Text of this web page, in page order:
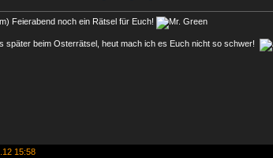
Feierabend noch ein Rätsel für Euch!
später beim Osterrätsel, heut mach ich es Euch nicht so schwer!
15:58